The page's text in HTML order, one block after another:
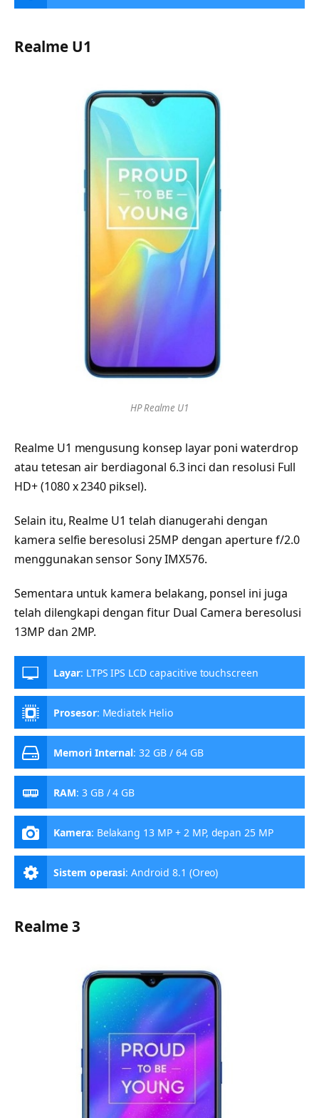
Realme U1
HP Realme U1
Realme U1 mengusung konsep layar poni waterdrop
atau tetesan air berdiagonal 6.3 inci dan resolusi Full
HD+ (1080 x 2340 piksel).
Selain itu, Realme U1 telah dianugerahi dengan
kamera selfie beresolusi 25MP dengan aperture f/2.0
menggunakan sensor Sony IMX576.
Sementara untuk kamera belakang, ponsel ini juga
telah dilengkapi dengan fitur Dual Camera beresolusi
13MP dan 2MP.
Layar: LTPS IPS LCD capacitive touchscreen
Prosesor: Mediatek Helio
Memori Internal:32 GB / 64 GB
RAM: 3 GB / 4 GB
Kamera: Belakang 13 MP + 2 MP, depan 25 MP
Sistem operasi:Android 8.1 (Oreo)
Realme 3